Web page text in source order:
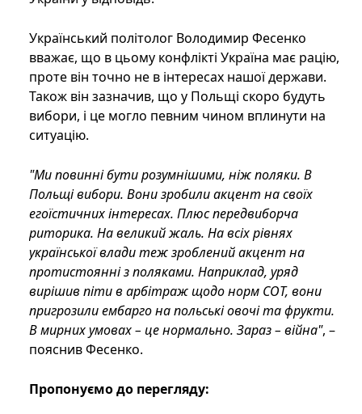
Український політолог Володимир Фесенко
вважає, що в цьому конфлікті Україна має рацію,
проте він точно не в інтересах нашої держави.
Також він зазначив, що у Польщі скоро будуть
вибори, і це могло певним чином вплинути на
ситуацію.
"Ми повинні бути розумнішими, ніж поляки. В
Польщі вибори. Вони зробили акцент на своїх
егоїстичних інтересах. Плюс передвиборча
риторика. На великий жаль. На всіх рівнях
української влади теж зроблений акцент на
протистоянні з поляками. Наприклад, уряд
вирішив піти в арбітраж щодо норм СОТ, вони
пригрозили ембарго на польські овочі та фрукти.
В мирних умовах – це нормально. Зараз – війна", –
пояснив Фесенко.
Пропонуємо до перегляду: